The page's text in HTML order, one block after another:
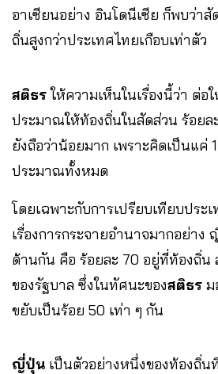
อาเซียนอย่าง อินโดนีเซีย ก็พบว่าสั
ถิ่นสูงกว่าประเทศไทยเกือบเท่าตัว
สติธรให้ความเห็นในเรื่องนี้ว่า ต่อ
ประมาณให้ท้องถิ่นในสัดส่วน ร้อย
ยังถือว่าน้อยมาก เพราะคิดเป็นแค่
ประมาณทั้งหมด
โดยเฉพาะกับการเปรียบเทียบประ
เรื่องการกระจายอํานาจมากอย่า
ด้านกัน คือ ร้อยละ 70 อยู่ที่ท้องถิ่น
ของรัฐบาล ซึ่งในทัศนะของสติธร ม
ขยับเป็นร้อย 50 เท่า ๆ กัน
ญี่ปุ่น เป็นตัวอย่างหนึ่งของท้องถิ่น